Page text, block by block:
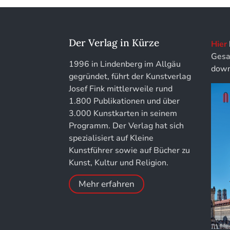
löhe:porträts
Jahresschriften der DGC
Deutsche Gesellschaft für
Chronometrie
Jahrbuch der Stiftung Thüringer
Schlösser und Gärten
Der Verlag in Kürze
1996 in Lindenberg im Allgäu
gegründet, führt der Kunstverlag
Josef Fink mittlerweile rund
1.800 Publikationen und über
3.000 Kunstkarten in seinem
Programm. Der Verlag hat sich
spezialisiert auf Kleine
Kunstführer sowie auf Bücher zu
Kunst, Kultur und Religion.
Mehr erfahren
Hier